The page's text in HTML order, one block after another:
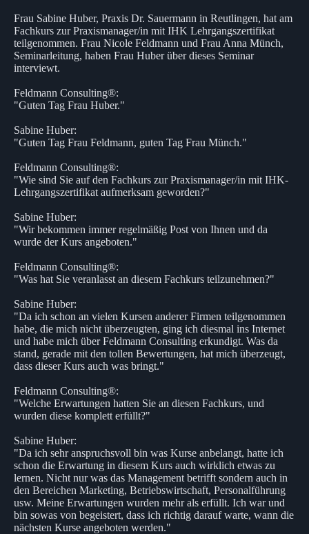
Frau Sabine Huber, Praxis Dr. Sauermann in Reutlingen, hat am
Fachkurs zur Praxismanager/in mit IHK Lehrgangszertifikat
teilgenommen. Frau Nicole Feldmann und Frau Anna Münch,
Seminarleitung, haben Frau Huber über dieses Seminar
interviewt.
Feldmann Consulting®:
"Guten Tag Frau Huber."
Sabine Huber:
"Guten Tag Frau Feldmann, guten Tag Frau Münch."
Feldmann Consulting®:
"Wie sind Sie auf den Fachkurs zur Praxismanager/in mit IHK-
Lehrgangszertifikat aufmerksam geworden?"
Sabine Huber:
"Wir bekommen immer regelmäßig Post von Ihnen und da
wurde der Kurs angeboten."
Feldmann Consulting®:
"Was hat Sie veranlasst an diesem Fachkurs teilzunehmen?"
Sabine Huber:
"Da ich schon an vielen Kursen anderer Firmen teilgenommen
habe, die mich nicht überzeugten, ging ich diesmal ins Internet
und habe mich über Feldmann Consulting erkundigt. Was da
stand, gerade mit den tollen Bewertungen, hat mich überzeugt,
dass dieser Kurs auch was bringt."
Feldmann Consulting®:
"Welche Erwartungen hatten Sie an diesen Fachkurs, und
wurden diese komplett erfüllt?"
Sabine Huber:
"Da ich sehr anspruchsvoll bin was Kurse anbelangt, hatte ich
schon die Erwartung in diesem Kurs auch wirklich etwas zu
lernen. Nicht nur was das Management betrifft sondern auch in
den Bereichen Marketing, Betriebswirtschaft, Personalführung
usw. Meine Erwartungen wurden mehr als erfüllt. Ich war und
bin sowas von begeistert, dass ich richtig darauf warte, wann die
nächsten Kurse angeboten werden."